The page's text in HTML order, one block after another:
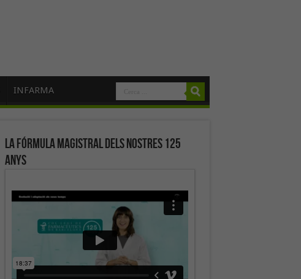
INFARMA
La fórmula magistral dels nostres 125
anys